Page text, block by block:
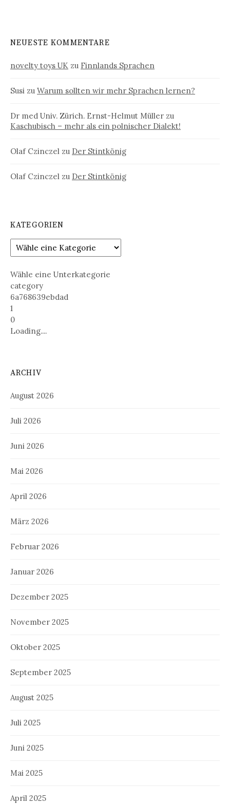
NEUESTE KOMMENTARE
novelty toys UK zu Finnlands Sprachen
Susi zu Warum sollten wir mehr Sprachen lernen?
Dr med Univ. Zürich. Ernst-Helmut Müller zu
Kaschubisch – mehr als ein polnischer Dialekt!
Olaf Czinczel zu Der Stintkönig
Olaf Czinczel zu Der Stintkönig
KATEGORIEN
Wähle eine Unterkategorie
category
6a768639ebdad
1
0
Loading....
ARCHIV
August 2026
Juli 2026
Juni 2026
Mai 2026
April 2026
März 2026
Februar 2026
Januar 2026
Dezember 2025
November 2025
Oktober 2025
September 2025
August 2025
Juli 2025
Juni 2025
Mai 2025
April 2025